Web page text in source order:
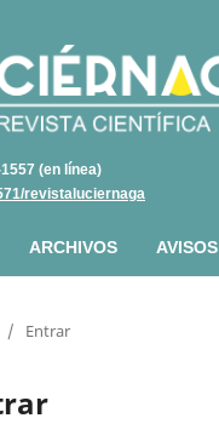
(en línea)
revistaluciernaga
ARCHIVOS AVISOS
/ Entrar